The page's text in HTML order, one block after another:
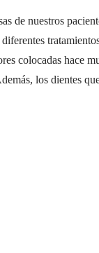
de nuestros
colocadas hace
los dientes